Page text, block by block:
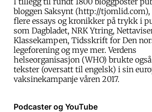
bloggen Saksynt (http://
flere essays og kronikker på trykk i
som Dagbladet, NRK Ytring,
Klassekampen, Tidsskrift for Den
legeforening og mye mer. Verdens
helseorganisasjon (WHO) brukte
tekster (oversatt til engelsk) i sin
vaksinekampanje våren 2017.
Podcaster og YouTube